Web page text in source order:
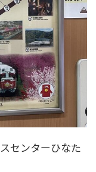
センターひなた